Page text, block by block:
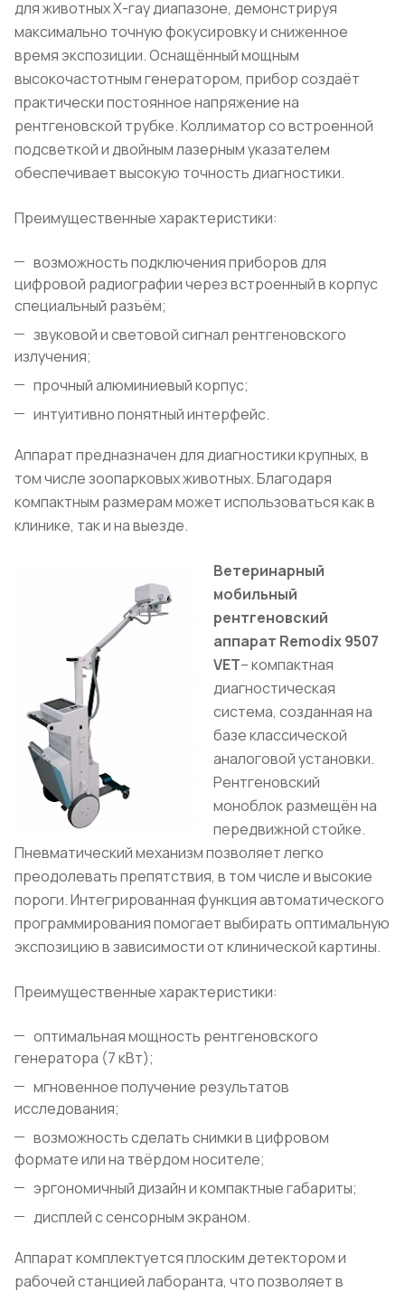
для животных Х-гау диапазоне, демонстрируя
максимально точную фокусировку и сниженное
время экспозиции. Оснащённый мощным
высокочастотным генератором, прибор создаёт
практически постоянное напряжение на
рентгеновской трубке. Коллиматор со встроенной
подсветкой и двойным лазерным указателем
обеспечивает высокую точность диагностики.
Преимущественные характеристики:
возможность подключения приборов для
цифровой радиографии через встроенный в корпус
специальный разъём;
звуковой и световой сигнал рентгеновского
излучения;
прочный алюминиевый корпус;
интуитивно понятный интерфейс.
Аппарат предназначен для диагностики крупных, в
том числе зоопарковых животных. Благодаря
компактным размерам может использоваться как в
клинике, так и на выезде.
Ветеринарный
мобильный
рентгеновский
аппарат Remodix 9507
VET– компактная
диагностическая
система, созданная на
базе классической
аналоговой установки.
Рентгеновский
моноблок размещён на
передвижной стойке.
Пневматический механизм позволяет легко
преодолевать препятствия, в том числе и высокие
пороги. Интегрированная функция автоматического
программирования помогает выбирать оптимальную
экспозицию в зависимости от клинической картины.
Преимущественные характеристики:
оптимальная мощность рентгеновского
генератора (7 кВт);
мгновенное получение результатов
исследования;
возможность сделать снимки в цифровом
формате или на твёрдом носителе;
эргономичный дизайн и компактные габариты;
дисплей с сенсорным экраном.
Аппарат комплектуется плоским детектором и
рабочей станцией лаборанта, что позволяет в